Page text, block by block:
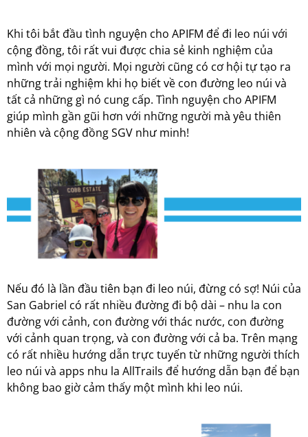
Khi tôi bắt đầu tình nguyện cho APIFM để đi leo núi với
cộng đồng, tôi rất vui được chia sẻ kinh nghiệm của
mình với mọi người. Mọi người cũng có cơ hội tự tạo ra
những trải nghiệm khi họ biết về con đường leo núi và
tất cả những gì nó cung cấp. Tình nguyện cho APIFM
giúp mình gần gũi hơn với những người mà yêu thiên
nhiên và cộng đồng SGV như minh!
Nếu đó là lần đầu tiên bạn đi leo núi, đừng có sợ! Núi của
San Gabriel có rất nhiều đường đi bộ dài – nhu la con
đường với cảnh, con đường với thác nước, con đường
với cảnh quan trọng, và con đường với cả ba. Trên mạng
có rất nhiều hướng dẫn trực tuyến từ những người thích
leo núi và apps nhu la AllTrails để hướng dẫn bạn để bạn
không bao giờ cảm thấy một mình khi leo núi.